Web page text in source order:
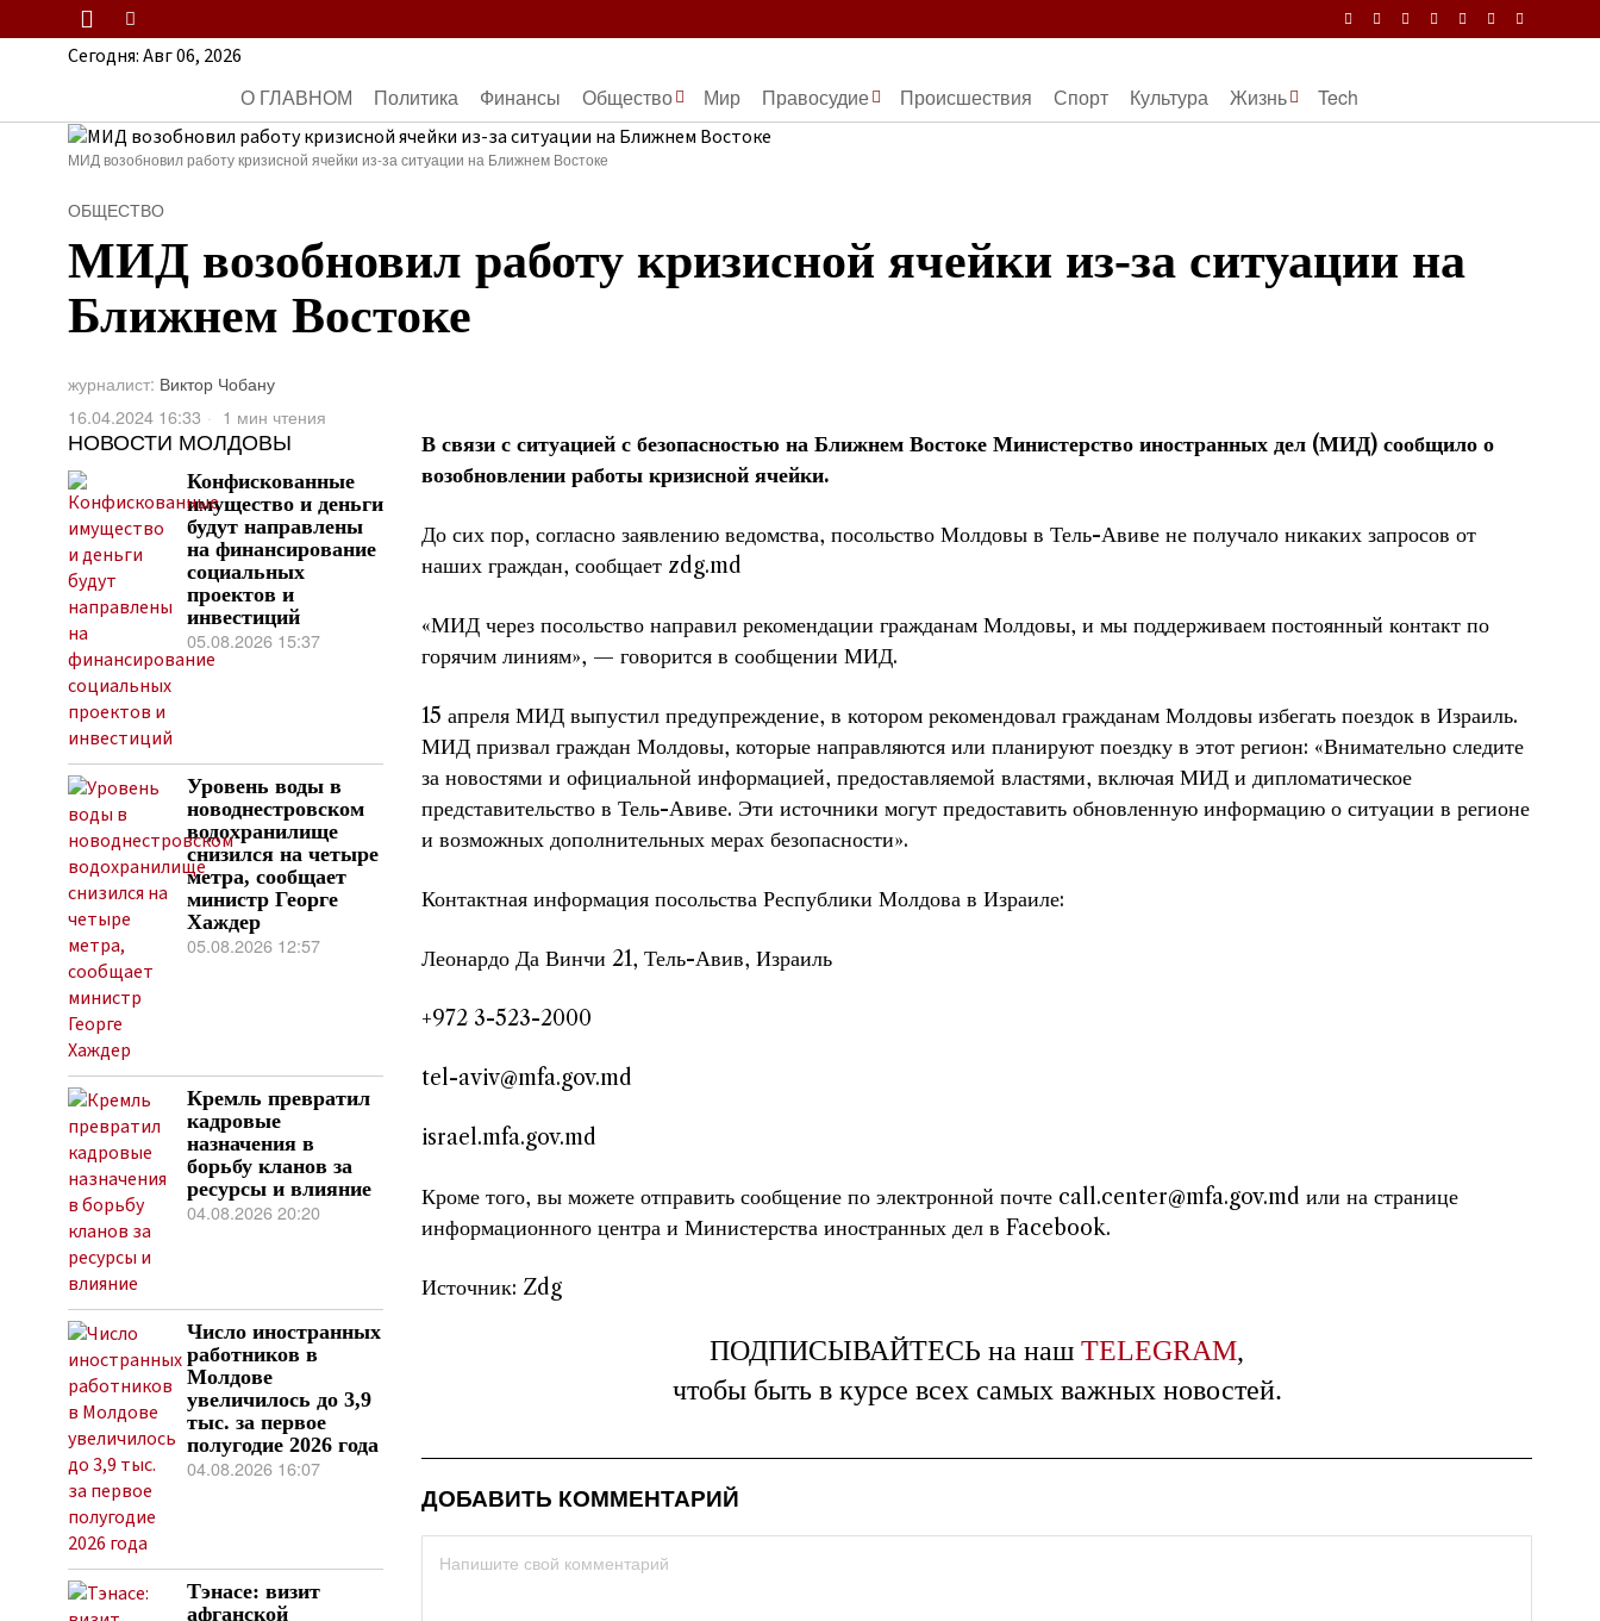
Сегодня:Авг 06, 2026
О ГЛАВНОМ Политика Финансы Общество Мир Правосудие Происшествия Спорт Культура Жизнь Tech
МИД возобновил работу кризисной ячейки из-за ситуации на Ближнем Востоке
ОБЩЕСТВО
МИД возобновил работу кризисной ячейки из-за ситуации на
Ближнем Востоке
журналист: Виктор Чобану
16.04.2024 16:33
1 мин чтения
В связи с ситуацией с безопасностью на Ближнем Востоке Министерство иностранных дел (МИД) сообщило о
возобновлении работы кризисной ячейки.
До сих пор, согласно заявлению ведомства, посольство Молдовы в Тель-Авиве не получало никаких запросов от
наших граждан, сообщает zdg.md
«МИД через посольство направил рекомендации гражданам Молдовы, и мы поддерживаем постоянный контакт по
горячим линиям», — говорится в сообщении МИД.
15 апреля МИД выпустил предупреждение, в котором рекомендовал гражданам Молдовы избегать поездок в Израиль.
МИД призвал граждан Молдовы, которые направляются или планируют поездку в этот регион: «Внимательно следите
за новостями и официальной информацией, предоставляемой властями, включая МИД и дипломатическое
представительство в Тель-Авиве. Эти источники могут предоставить обновленную информацию о ситуации в регионе
и возможных дополнительных мерах безопасности».
Контактная информация посольства Республики Молдова в Израиле:
Леонардо Да Винчи 21, Тель-Авив, Израиль
+972 3-523-2000
tel-aviv@mfa.gov.md
israel.mfa.gov.md
Кроме того, вы можете отправить сообщение по электронной почте call.center@mfa.gov.md или на странице
информационного центра и Министерства иностранных дел в Facebook.
Источник: Zdg
ПОДПИСЫВАЙТЕСЬ на наш TELEGRAM,
чтобы быть в курсе всех самых важных новостей.
ДОБАВИТЬ КОММЕНТАРИЙ
НОВОСТИ МОЛДОВЫ
Конфискованные
имущество и деньги
будут направлены
на финансирование
социальных
проектов и
инвестиций
05.08.2026 15:37
Уровень воды в
новоднестровском
водохранилище
снизился на четыре
метра, сообщает
министр Георге
Хаждер
05.08.2026 12:57
Кремль превратил
кадровые
назначения в
борьбу кланов за
ресурсы и влияние
04.08.2026 20:20
Число иностранных
работников в
Молдове
увеличилось до 3,9
тыс. за первое
полугодие 2026 года
04.08.2026 16:07
Тэнасе: визит
афганской